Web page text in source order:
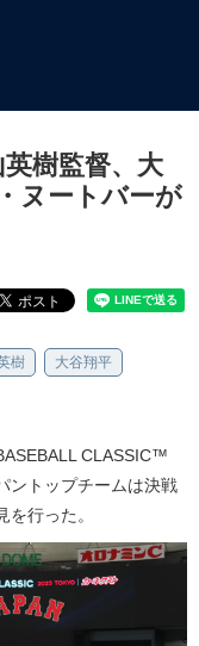
樹監督、大
ヌートバーが
樹 大谷翔平
CLASSIC™
ントップチームは決戦
行った。